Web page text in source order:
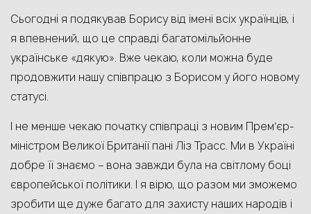
Сьогодні я подякував Борису від імені всіх українців, і
я впевнений, що це справді багатомільйонне
українське «дякую». Вже чекаю, коли можна буде
продовжити нашу співпрацю з Борисом у його новому
статусі.
І не менше чекаю початку співпраці з новим Премʼєр-
міністром Великої Британії пані Ліз Трасс. Ми в Україні
добре її знаємо – вона завжди була на світлому боці
європейської політики. І я вірю, що разом ми зможемо
зробити ще дуже багато для захисту наших народів і